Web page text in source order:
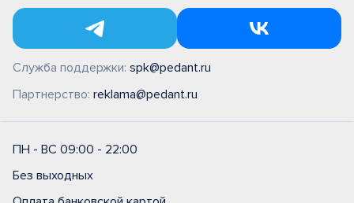
Служба поддержки: spk@pedant.ru
Партнерство: reklama@pedant.ru
ПН - ВС 09:00 - 22:00
Без выходных